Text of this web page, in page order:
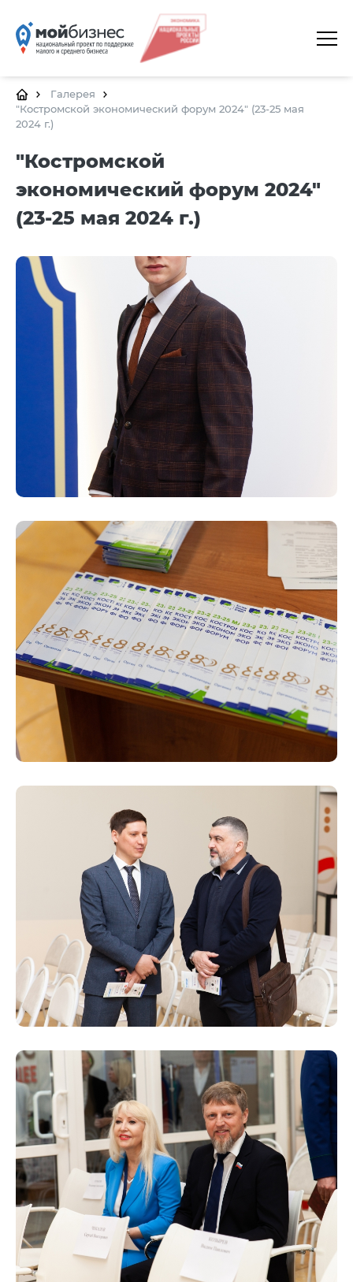
8 (4942) 42-35-83
Версия для слабовидящих
ЛИЧНЫЙ КАБИНЕТ
ГЛАВНАЯ
ЦЕНТРЫ
КАЛЕНДАРЬ МЕРОПРИЯТИЙ
ДОКУМЕНТЫ
ПОЛЕЗНЫЕ ССЫЛКИ
КОНТАКТЫ
Галерея
"Костромской экономический форум 2024" (23-25 мая
2024 г.)
"Костромской
экономический форум 2024"
(23-25 мая 2024 г.)